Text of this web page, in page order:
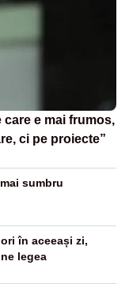
care e mai frumos,
ci pe proiecte”
sumbru
în aceeași zi,
legea